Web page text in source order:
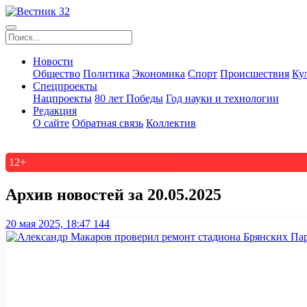
Новости
Общество Политика Экономика Спорт Происшествия
Спецпроекты
Нацпроекты 80 лет Победы Год науки и технологии
Редакция
О сайте Обратная связь Коллектив
12+
Архив новостей за 20.05.2025
20 мая 2025, 18:47 144